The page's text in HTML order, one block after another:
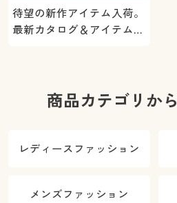
待望の新作アイテム入荷。
最新カタログ＆アイテムを
商品カテゴリか
レディースファッション
メンズファッション